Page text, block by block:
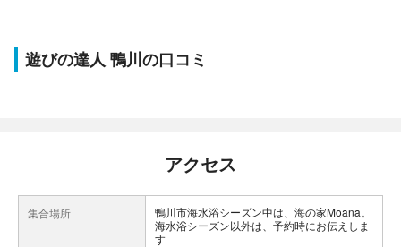
遊びの達人 鴨川の口コミ
アクセス
集合場所
鴨川市海水浴シーズン中は、海の家Moana。
海水浴シーズン以外は、予約時にお伝えしま
す